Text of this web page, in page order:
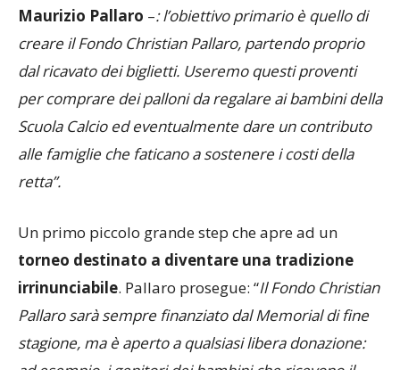
creare il Fondo Christian Pallaro, partendo proprio
dal ricavato dei biglietti. Useremo questi proventi
per comprare dei palloni da regalare ai bambini della
Scuola Calcio ed eventualmente dare un contributo
alle famiglie che faticano a sostenere i costi della
retta”.
torneo destinato a diventare una tradizione
irrinunciabile. Pallaro prosegue: “Il Fondo Christian
Pallaro sarà sempre finanziato dal Memorial di fine
stagione, ma è aperto a qualsiasi libera donazione:
ad esempio, i genitori dei bambini che ricevono il